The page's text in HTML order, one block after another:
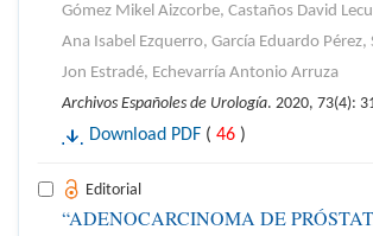
Gómez Mikel Aizcorbe, Castaños David
Ana Isabel Ezquerro, García Eduardo Pérez,
Jon Estradé, Echevarría Antonio Arruza
Archivos Españoles de Urología. 2020, 73(4):
Download PDF ( 46 )
Editorial
“ADENOCARCINOMA DE